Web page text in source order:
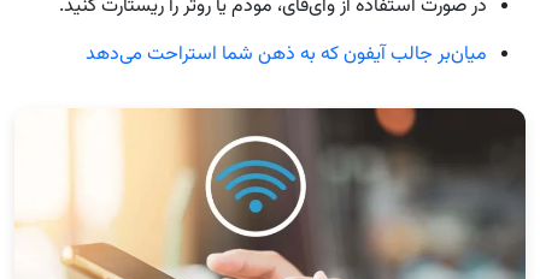
در صورت استفاده از وای‌فای، مودم یا روتر را ریستارت کنید.
میان‌بر جالب آیفون که به ذهن شما استراحت می‌دهد